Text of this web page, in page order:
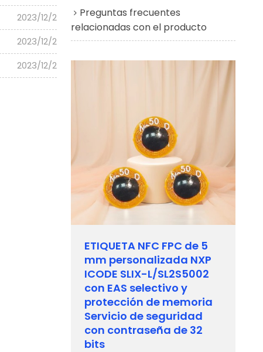
2023/12/2
2023/12/2
2023/12/2
Preguntas frecuentes
relacionadas con el producto
ETIQUETA NFC FPC de 5
mm personalizada NXP
ICODE SLIX-L/SL2S5002
con EAS selectivo y
protección de memoria
Servicio de seguridad
con contraseña de 32
bits